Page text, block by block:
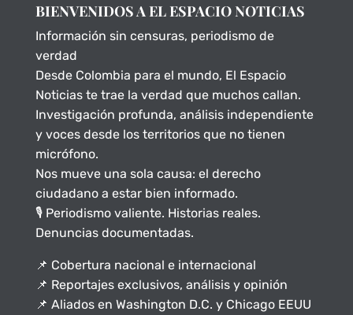
BIENVENIDOS A EL ESPACIO NOTICIAS
Información sin censuras, periodismo de
verdad
Desde Colombia para el mundo, El Espacio
Noticias te trae la verdad que muchos callan.
Investigación profunda, análisis independiente
y voces desde los territorios que no tienen
micrófono.
Nos mueve una sola causa: el derecho
ciudadano a estar bien informado.
🎙️ Periodismo valiente. Historias reales.
Denuncias documentadas.
📌 Cobertura nacional e internacional
📌 Reportajes exclusivos, análisis y opinión
📌 Aliados en Washington D.C. y Chicago EEUU